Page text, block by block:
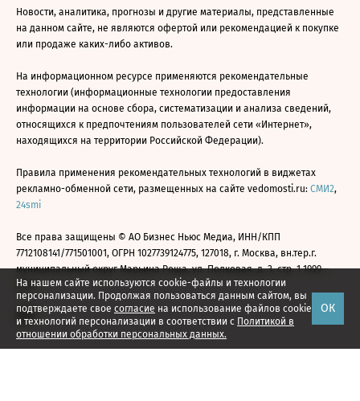
На нашем сайте используются cookie-файлы и технологии
персонализации. Продолжая пользоваться данным сайтом, вы
подтверждаете свое согласие на использование файлов cookie
и технологий персонализации в соответствии с Политикой в
отношении обработки персональных данных.
ОК
Новости, аналитика, прогнозы и другие материалы, представленные
на данном сайте, не являются офертой или рекомендацией к покупке
или продаже каких-либо активов.
На информационном ресурсе применяются рекомендательные
технологии (информационные технологии предоставления
информации на основе сбора, систематизации и анализа сведений,
относящихся к предпочтениям пользователей сети «Интернет»,
находящихся на территории Российской Федерации).
Правила применения рекомендательных технологий в виджетах
рекламно-обменной сети, размещенных на сайте vedomosti.ru: СМИ2,
24smi
Все права защищены © АО Бизнес Ньюс Медиа, ИНН/КПП
7712108141/771501001, ОГРН 1027739124775, 127018, г. Москва, вн.тер.г.
муниципальный округ Марьина Роща, ул. Полковая, д. 3, стр. 1 1999—
2026